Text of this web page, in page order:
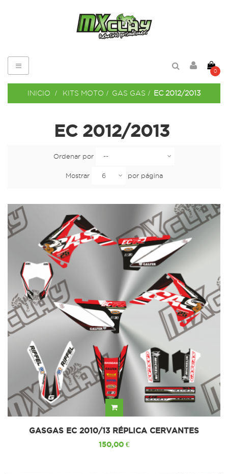
Navegación
de
palanca
0
INICIO > KITS MOTO > GAS GAS > EC 2012/2013
EC 2012/2013
Ordenar por
Mostrar por página
GASGAS EC 2010/13 RÉPLICA CERVANTES
150,00 €